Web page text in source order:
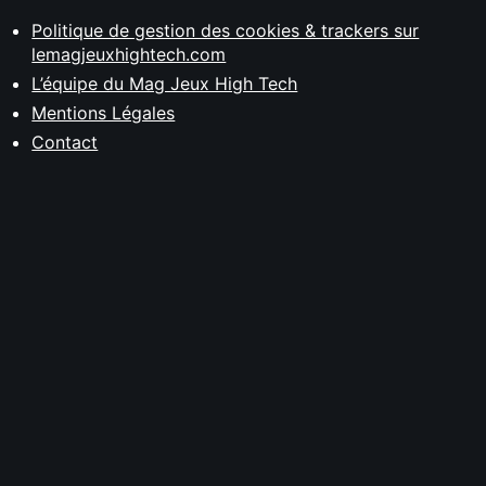
Politique de gestion des cookies & trackers sur
lemagjeuxhightech.com
L’équipe du Mag Jeux High Tech
Mentions Légales
Contact